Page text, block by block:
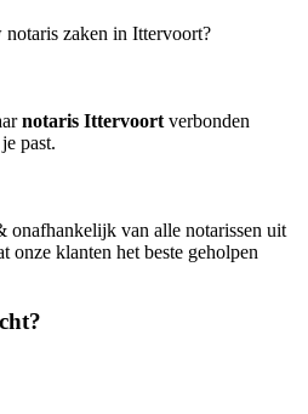
zaken in Ittervoort?
notaris Ittervoort verbonden
past.
onafhankelijk van alle notarissen uit
onze klanten het beste geholpen